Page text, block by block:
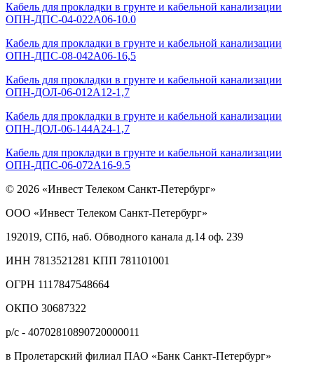
Кабель для прокладки в грунте и кабельной канализации
ОПН-ДПС-04-022А06-10.0
Кабель для прокладки в грунте и кабельной канализации
ОПН-ДПС-08-042А06-16,5
Кабель для прокладки в грунте и кабельной канализации
ОПН-ДОЛ-06-012А12-1,7
Кабель для прокладки в грунте и кабельной канализации
ОПН-ДОЛ-06-144А24-1,7
Кабель для прокладки в грунте и кабельной канализации
ОПН-ДПС-06-072А16-9.5
© 2026 «Инвест Телеком Санкт-Петербург»
ООО «Инвест Телеком Санкт-Петербург»
192019, СПб, наб. Обводного канала д.14 оф. 239
ИНН 7813521281 КПП 781101001
ОГРН 1117847548664
ОКПО 30687322
р/с - 40702810890720000011
в Пролетарский филиал ПАО «Банк Санкт-Петербург»